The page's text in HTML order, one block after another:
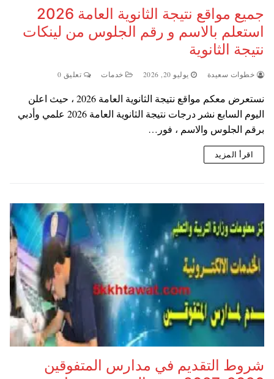
جميع مواقع نتيجة الثانوية العامة 2026
استعلم بالاسم و رقم الجلوس من لينكات
نتيجة الثانوية
خطوات سعيدة يوليو 20, 2026 خدمات تعليق 0
نستعرض معكم مواقع نتيجة الثانوية العامة 2026 ، حيث اعلن
اليوم السابع نشر درجات نتيجة الثانوية العامة 2026 علمي وأدبي
برقم الجلوس والاسم ، فور…
اقرأ المزيد
شروط التقديم في مدارس المتفوقين